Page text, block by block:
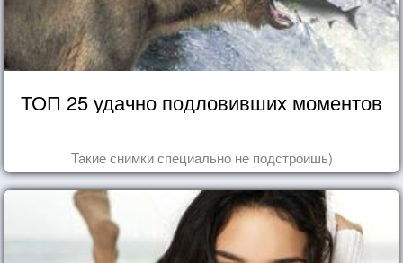
ТОП 25 удачно подловивших моментов
Такие снимки специально не подстроишь)